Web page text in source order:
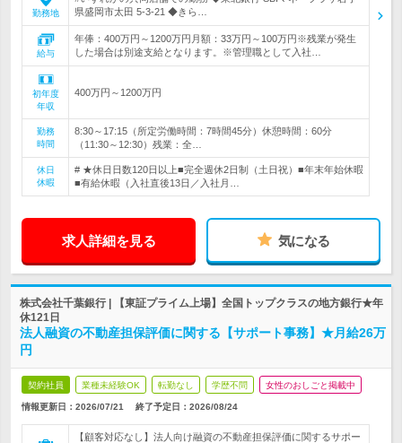
勤務地
県盛岡市太田 5-3-21 ◆きら…
給与
年俸：400万円～1200万円月額：33万円～100万円※残業が発生
した場合は別途支給となります。※管理職として入社…
初年度
年収
400万円～1200万円
勤務
時間
8:30～17:15（所定労働時間：7時間45分）休憩時間：60分
（11:30～12:30）残業：全…
休日
休暇
# ★休日日数120日以上■完全週休2日制（土日祝）■年末年始休暇
■有給休暇（入社直後13日／入社月…
求人詳細を見る 気になる
株式会社千葉銀行 | 【東証プライム上場】全国トップクラスの地方銀行★年
休121日
法人融資の不動産担保評価に関する【サポート事務】★月給26万
円
契約社員 業種未経験OK 転勤なし 学歴不問 女性のおしごと掲載中
情報更新日：2026/07/21 終了予定日： 2026/08/24
【顧客対応なし】法人向け融資の不動産担保評価に関するサポー